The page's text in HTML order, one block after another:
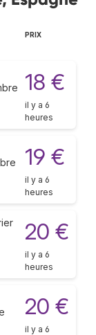
PRIX
18 €
il y a 6
heures
19 €
il y a 6
heures
20 €
il y a 6
heures
20 €
il y a 6